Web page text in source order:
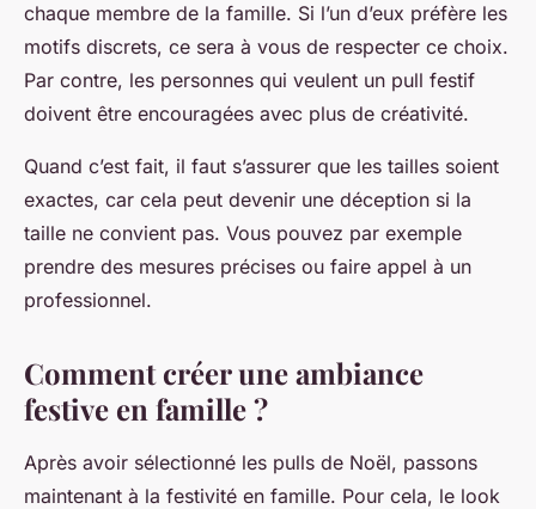
chaque membre de la famille. Si l’un d’eux préfère les
motifs discrets, ce sera à vous de respecter ce choix.
Par contre, les personnes qui veulent un pull festif
doivent être encouragées avec plus de créativité.
Quand c’est fait, il faut s’assurer que les tailles soient
exactes, car cela peut devenir une déception si la
taille ne convient pas. Vous pouvez par exemple
prendre des mesures précises ou faire appel à un
professionnel.
Comment créer une ambiance
festive en famille ?
Après avoir sélectionné les pulls de Noël, passons
maintenant à la festivité en famille. Pour cela, le look